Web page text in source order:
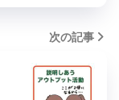
次の記事